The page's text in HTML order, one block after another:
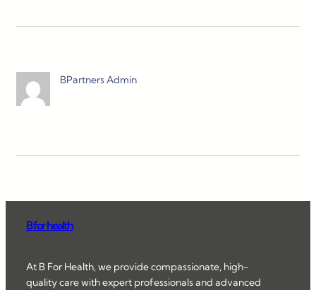
BPartners Admin
B for health
At B For Health, we provide compassionate, high-
quality care with expert professionals and advanced